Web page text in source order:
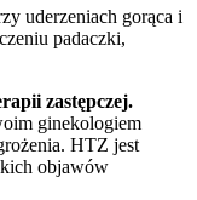
uderzeniach gorąca i
padaczki,
zastępczej.
ginekologiem
HTZ jest
objawów